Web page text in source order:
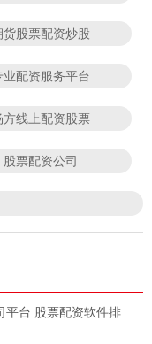
货股票配资炒股
业配资服务平台
方线上配资股票
股票配资公司
平台 股票配资软件排